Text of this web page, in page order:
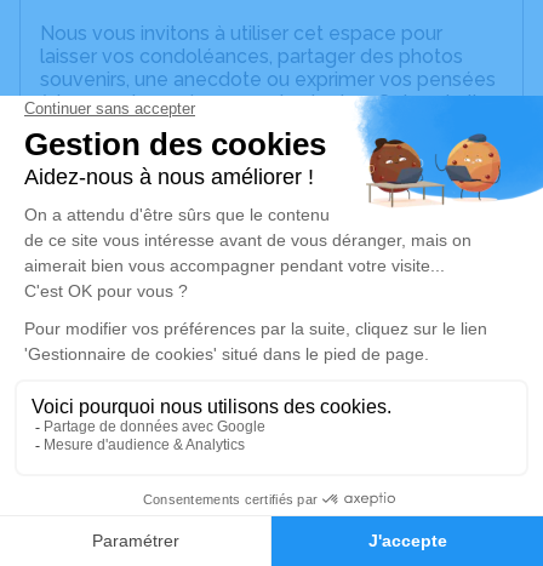
Faire-part Hommages
Nous vous invitons à utiliser cet espace pour
laisser vos condoléances, partager des photos
souvenirs, une anecdote ou exprimer vos pensées
à travers des poèmes ou des textes. Cet endroit
est un lieu d'expression dédié à honorer la
mémoire de Marc BOEHM.
Un service de plantation d’arbre hommage est
disponible ici.
Cérémonie religieuse
Église Saint Blaise de Dahlenheim
13 rue de l'église
Je rends hommage